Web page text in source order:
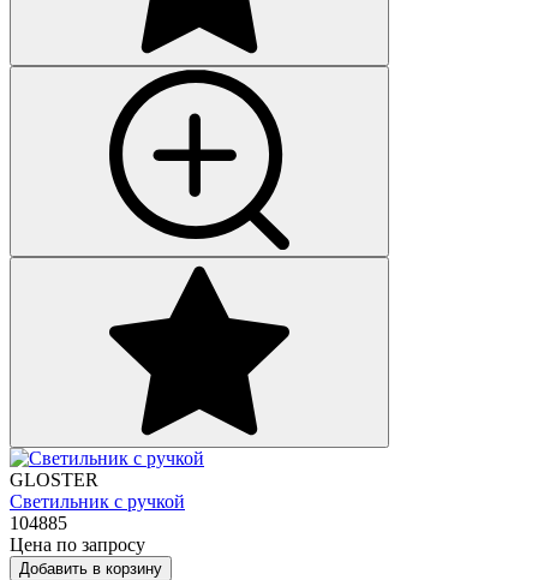
GLOSTER
Светильник с ручкой
104885
Цена по запросу
Добавить в корзину